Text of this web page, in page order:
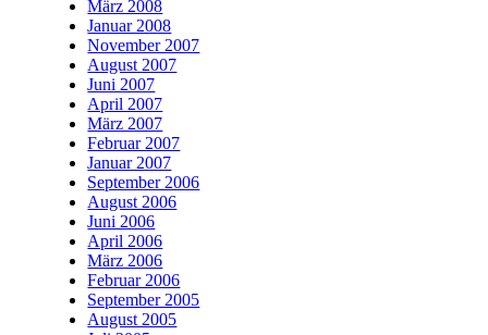
März 2008
Januar 2008
November 2007
August 2007
Juni 2007
April 2007
März 2007
Februar 2007
Januar 2007
September 2006
August 2006
Juni 2006
April 2006
März 2006
Februar 2006
September 2005
August 2005